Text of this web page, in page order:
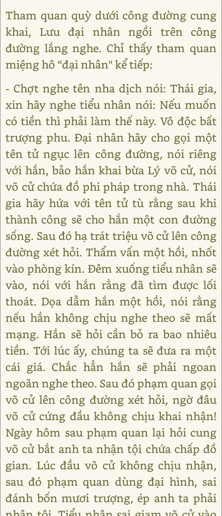
Tham quan quỳ dưới công đường cung
khai, Lưu đại nhân ngồi trên công
đường lắng nghe. Chỉ thấy tham quan
miệng hô “đại nhân" kể tiếp:
- Chợt nghe tên nha dịch nói: Thái gia,
xin hãy nghe tiểu nhân nói: Nếu muốn
có tiền thì phải làm thế này. Vô độc bất
trượng phu. Đại nhân hãy cho gọi một
tên tử ngục lên công đường, nói riêng
với hắn, bảo hắn khai bừa Lý võ cử, nói
võ cử chứa đồ phi pháp trong nhà. Thái
gia hãy hứa với tên tử tù rằng sau khi
thành công sẽ cho hắn một con đường
sống. Sau đó hạ trát triệu võ cử lên công
đường xét hỏi. Thẩm vấn một hồi, nhốt
vào phòng kín. Đêm xuống tiểu nhân sẽ
vào, nói với hắn rằng đã tìm được lối
thoát. Dọa dẫm hắn một hồi, nói rằng
nếu hắn không chịu nghe theo sẽ mất
mạng. Hắn sẽ hỏi cần bỏ ra bao nhiêu
tiền. Tới lúc ấy, chúng ta sẽ đưa ra một
cái giá. Chắc hẳn hắn sẽ phải ngoan
ngoãn nghe theo. Sau đó phạm quan gọi
võ cử lên công đường xét hỏi, ngờ đâu
võ cử cứng đầu không chịu khai nhận!
Ngày hôm sau phạm quan lại hỏi cung
võ cử bắt anh ta nhận tội chứa chấp đồ
gian. Lúc đầu võ cử không chịu nhận,
sau đó phạm quan dùng đại hình, sai
đánh bốn mươi trượng, ép anh ta phải